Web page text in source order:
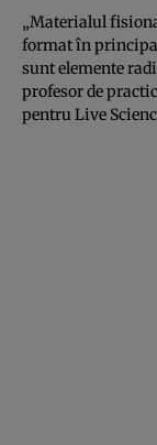
„Materialul
format în
sunt elemente
profesor de
pentru Live